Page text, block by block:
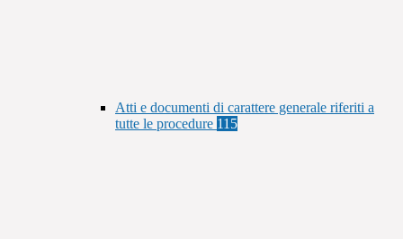
Atti e documenti di carattere generale riferiti a
tutte le procedure 115